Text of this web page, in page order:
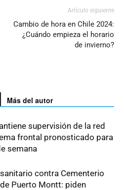
Artículo siguiente
Cambio de hora en Chile 2024:
¿Cuándo empieza el horario
de invierno?
Más del autor
supervisión de la red
frontal pronosticado para
semana
contra Cementerio
Puerto Montt: piden